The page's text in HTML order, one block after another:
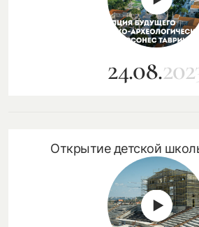
24.08.
Открытие детской